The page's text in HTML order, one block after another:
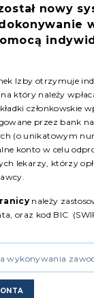
nowy
Izby otrzymuje
który należy
członkowskie
przez bank
(o unikatowym
konto w celu
lekarzy, którzy
należy
oraz kod BIC